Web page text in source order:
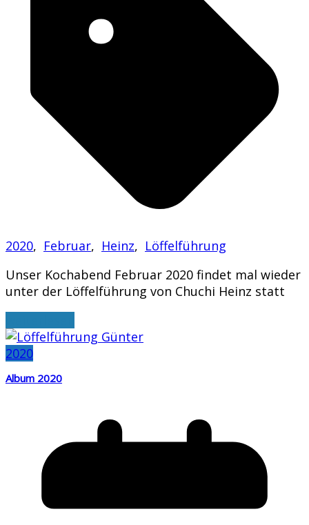
2020, Februar, Heinz, Löffelführung
Unser Kochabend Februar 2020 findet mal wieder
unter der Löffelführung von Chuchi Heinz statt
2020
Album 2020